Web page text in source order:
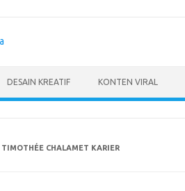
DESAIN KREATIF KONTEN VIRAL
TIMOTHÉE CHALAMET KARIER